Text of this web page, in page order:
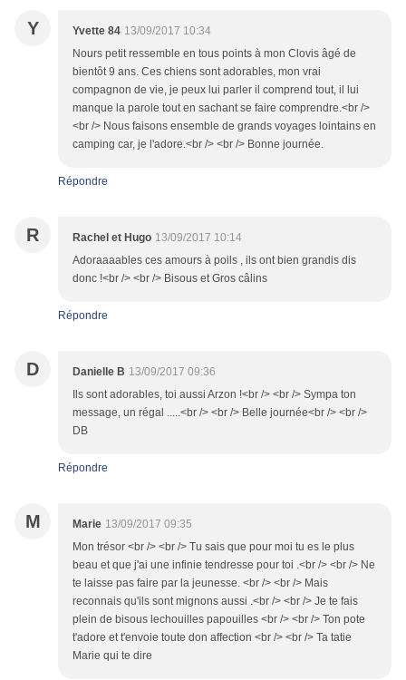
Y Yvette 84 13/09/2017 10:34
Nours petit ressemble en tous points à mon Clovis âgé de
bientôt 9 ans. Ces chiens sont adorables, mon vrai
compagnon de vie, je peux lui parler il comprend tout, il lui
manque la parole tout en sachant se faire comprendre.<br />
<br /> Nous faisons ensemble de grands voyages lointains en
camping car, je l'adore.<br /> <br /> Bonne journée.
Répondre
R Rachel et Hugo 13/09/2017 10:14
Adoraaaables ces amours à poils , ils ont bien grandis dis
donc !<br /> <br /> Bisous et Gros câlins
Répondre
D Danielle B 13/09/2017 09:36
Ils sont adorables, toi aussi Arzon !<br /> <br /> Sympa ton
message, un régal .....<br /> <br /> Belle journée<br /> <br />
DB
Répondre
M Marie 13/09/2017 09:35
Mon trésor <br /> <br /> Tu sais que pour moi tu es le plus
beau et que j'ai une infinie tendresse pour toi .<br /> <br /> Ne
te laisse pas faire par la jeunesse. <br /> <br /> Mais
reconnais qu'ils sont mignons aussi .<br /> <br /> Je te fais
plein de bisous lechouilles papouilles <br /> <br /> Ton pote
t'adore et t'envoie toute don affection <br /> <br /> Ta tatie
Marie qui te dire